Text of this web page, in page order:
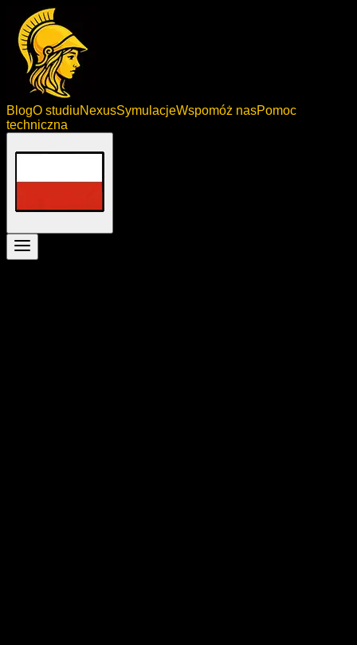
BlogO studiuNexusSymulacjeWspomóż nasPomoc
techniczna